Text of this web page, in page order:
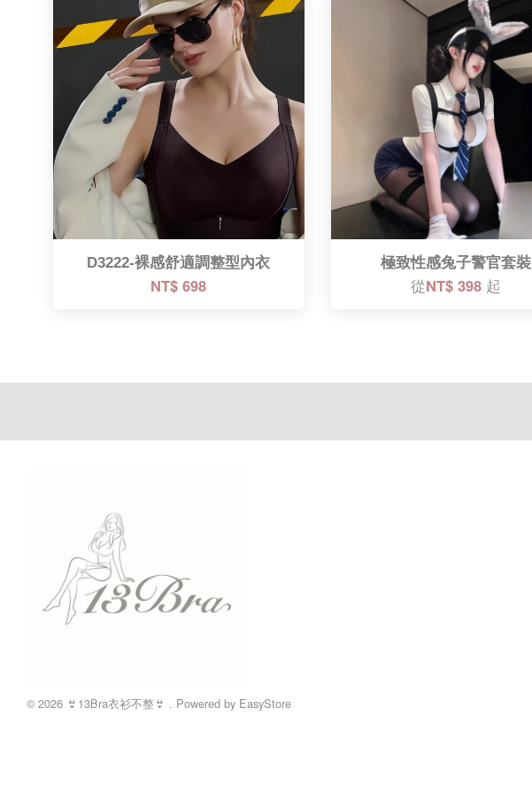
D3222-裸感舒適調整型內衣
NT$ 698
極致性感兔子警官套裝
從NT$ 398 起
© 2026 👙13Bra衣衫不整👙 . Powered by EasyStore